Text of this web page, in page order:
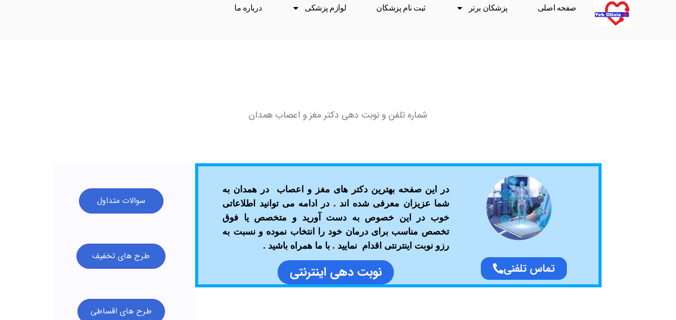
صفحه اصلی پزشکان برتر ثبت نام پزشکان لوازم پزشکی درباره ما
شماره تلفن و نوبت دهی دكتر مغز و اعصاب همدان
تماس تلفنی
در این صفحه بهترین دکتر های مغز و اعصاب در همدان به
شما عزیزان معرفی شده اند . در ادامه می توانید اطلاعاتی
خوب در این خصوص به دست آورید و متخصص یا فوق
تخصص مناسب برای درمان خود را انتخاب نموده و نسبت به
رزو نوبت اینترنتی اقدام نمایید . با ما همراه باشید .
نوبت دهی اینترنتی
سوالات متداول
طرح های تخفیف
طرح های اقساطی